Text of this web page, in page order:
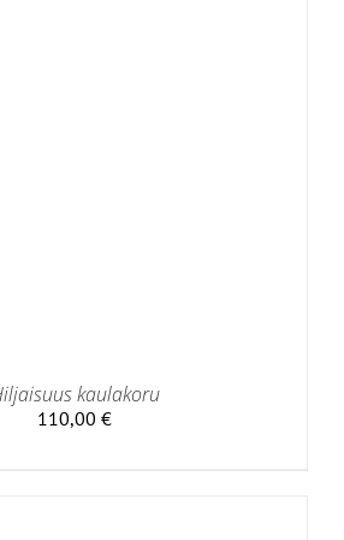
kaulakoru
110,00 €